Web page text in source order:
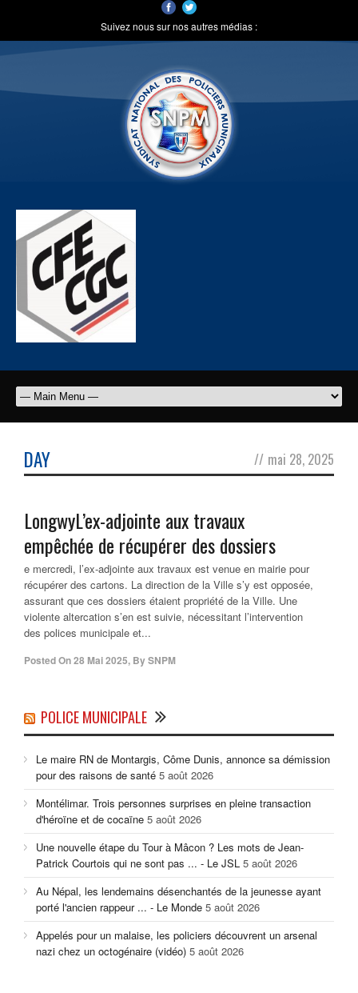
Suivez nous sur nos autres médias :
DAY // mai 28, 2025
LongwyL’ex-adjointe aux travaux
empêchée de récupérer des dossiers
e mercredi, l’ex-adjointe aux travaux est venue en mairie pour
récupérer des cartons. La direction de la Ville s’y est opposée,
assurant que ces dossiers étaient propriété de la Ville. Une
violente altercation s’en est suivie, nécessitant l’intervention
des polices municipale et...
Posted On28 Mai 2025, BySNPM
POLICE MUNICIPALE
Le maire RN de Montargis, Côme Dunis, annonce sa démission
pour des raisons de santé 5 août 2026
Montélimar. Trois personnes surprises en pleine transaction
d'héroïne et de cocaïne 5 août 2026
Une nouvelle étape du Tour à Mâcon ? Les mots de Jean-
Patrick Courtois qui ne sont pas ... - Le JSL 5 août 2026
Au Népal, les lendemains désenchantés de la jeunesse ayant
porté l'ancien rappeur ... - Le Monde 5 août 2026
Appelés pour un malaise, les policiers découvrent un arsenal
nazi chez un octogénaire (vidéo) 5 août 2026